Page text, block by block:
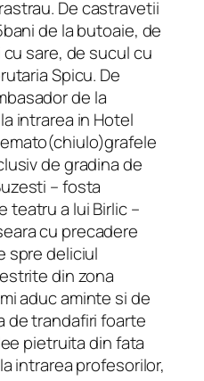
De castravetii
de la butoaie, de
sare, de sucul cu
Spicu. De
de la
intrarea in Hotel
de gradina de
– fosta
teatru a lui Birlic –
cu precadere
spre deliciul
din zona
aduc aminte si de
de trandafiri foarte
pietruita din fata
intrarea profesorilor,